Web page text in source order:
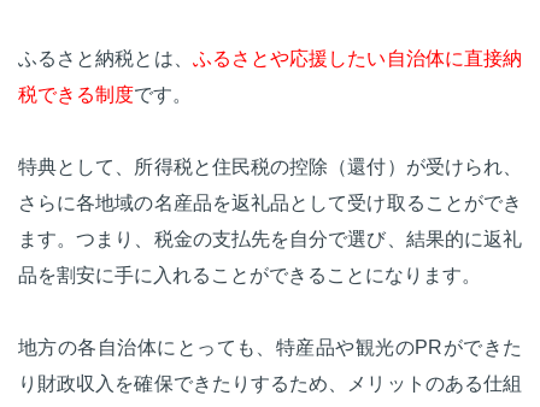
ふるさと納税とは、 ふるさとや応援したい自治体に直接納
税できる制度です。
特典として、所得税と住民税の控除（還付）が受けられ、
さらに各地域の名産品を返礼品として受け取ることができ
ます。つまり、税金の支払先を自分で選び、結果的に返礼
品を割安に手に入れることができることになります。
地方の各自治体にとっても、特産品や観光のPRができた
り財政収入を確保できたりするため、メリットのある仕組